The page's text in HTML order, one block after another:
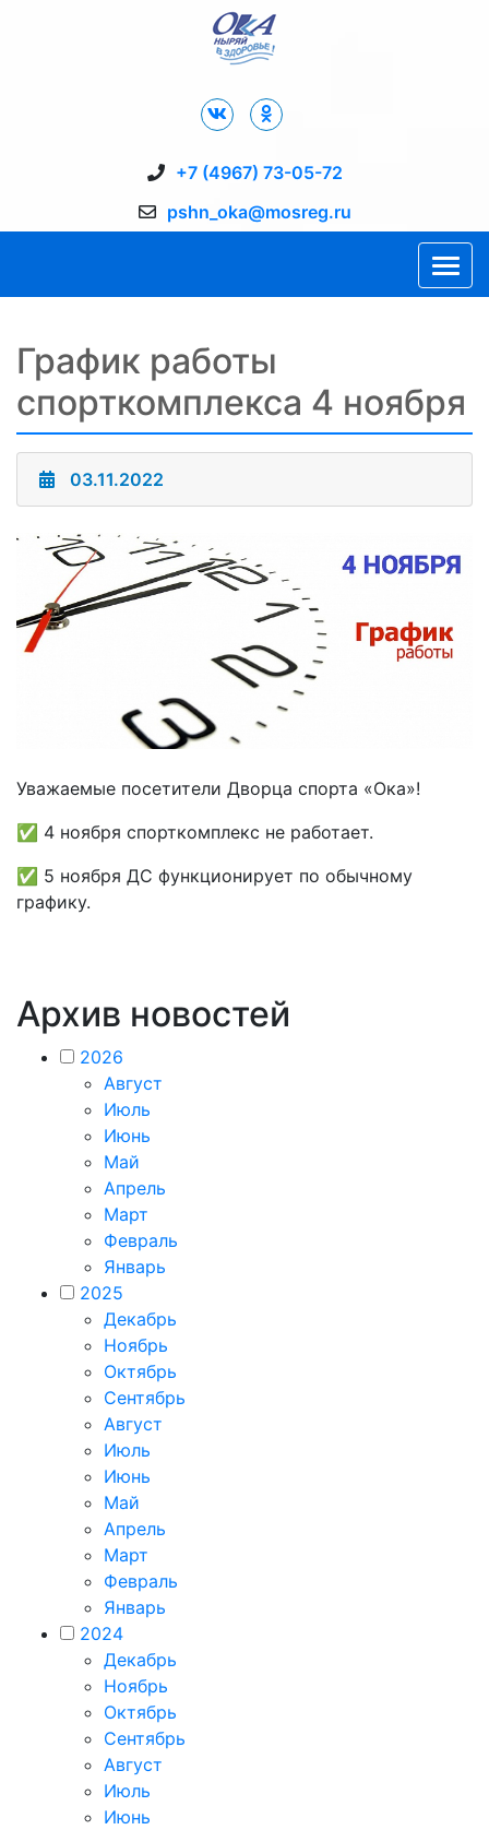
+7 (4967) 73-05-72
pshn_oka@mosreg.ru
График работы
спорткомплекса 4 ноября
03.11.2022
Уважаемые посетители Дворца спорта «Ока»!
✅ 4 ноября спорткомплекс не работает.
✅ 5 ноября ДС функционирует по обычному
графику.
Архив новостей
2026
Август
Июль
Июнь
Май
Апрель
Март
Февраль
Январь
2025
Декабрь
Ноябрь
Октябрь
Сентябрь
Август
Июль
Июнь
Май
Апрель
Март
Февраль
Январь
2024
Декабрь
Ноябрь
Октябрь
Сентябрь
Август
Июль
Июнь